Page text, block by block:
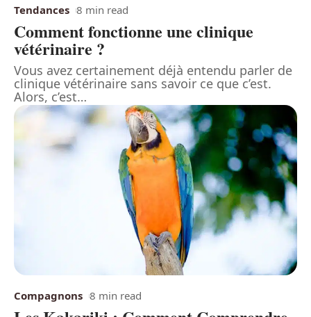
Tendances 8 min read
Comment fonctionne une clinique
vétérinaire ?
Vous avez certainement déjà entendu parler de
clinique vétérinaire sans savoir ce que c’est.
Alors, c’est…
Compagnons 8 min read